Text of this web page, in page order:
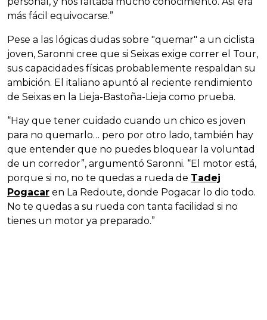
más fácil equivocarse.”
Pese a las lógicas dudas sobre "quemar" a un ciclista
joven, Saronni cree que si Seixas exige correr el Tour,
sus capacidades físicas probablemente respaldan su
ambición. El italiano apuntó al reciente rendimiento
de Seixas en la Lieja-Bastoña-Lieja como prueba.
“Hay que tener cuidado cuando un chico es joven
para no quemarlo… pero por otro lado, también hay
que entender que no puedes bloquear la voluntad
de un corredor”, argumentó Saronni. “El motor está,
porque si no, no te quedas a rueda de Tadej
Pogacar en La Redoute, donde Pogacar lo dio todo.
No te quedas a su rueda con tanta facilidad si no
tienes un motor ya preparado.”